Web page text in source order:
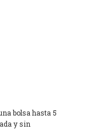
bolsa hasta 5
y sin